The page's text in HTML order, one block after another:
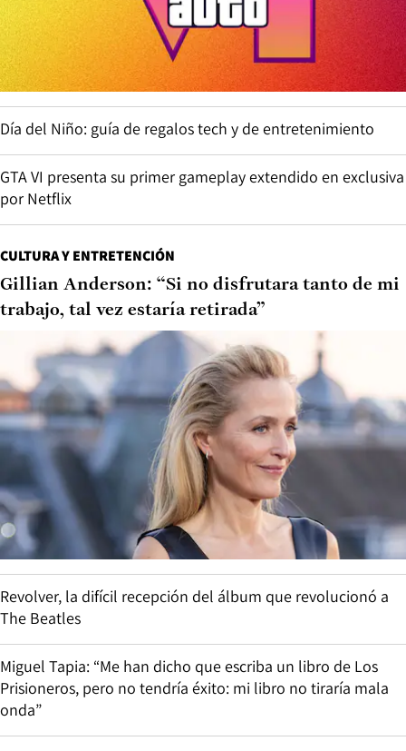
Día del Niño: guía de regalos tech y de entretenimiento
GTA VI presenta su primer gameplay extendido en exclusiva
por Netflix
CULTURA Y ENTRETENCIÓN
Gillian Anderson: “Si no disfrutara tanto de mi
trabajo, tal vez estaría retirada”
Revolver, la difícil recepción del álbum que revolucionó a
The Beatles
Miguel Tapia: “Me han dicho que escriba un libro de Los
Prisioneros, pero no tendría éxito: mi libro no tiraría mala
onda”